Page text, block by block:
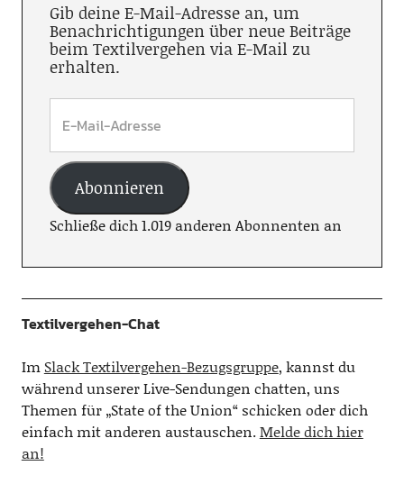
Gib deine E-Mail-Adresse an, um
Benachrichtigungen über neue Beiträge
beim Textilvergehen via E-Mail zu
erhalten.
Abonnieren
Schließe dich 1.019 anderen Abonnenten an
Textilvergehen-Chat
Im Slack Textilvergehen-Bezugsgruppe, kannst du
während unserer Live-Sendungen chatten, uns
Themen für „State of the Union“ schicken oder dich
einfach mit anderen austauschen.Melde dich hier
an!